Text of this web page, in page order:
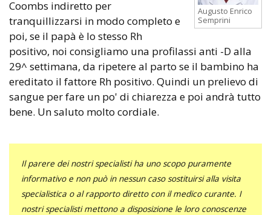
Augusto Enrico
Semprini
Coombs indiretto per
tranquillizzarsi in modo completo e
poi, se il papà è lo stesso Rh
positivo, noi consigliamo una profilassi anti -D alla
29^ settimana, da ripetere al parto se il bambino ha
ereditato il fattore Rh positivo. Quindi un prelievo di
sangue per fare un po' di chiarezza e poi andrà tutto
bene. Un saluto molto cordiale.
Il parere dei nostri specialisti ha uno scopo puramente
informativo e non può in nessun caso sostituirsi alla visita
specialistica o al rapporto diretto con il medico curante. I
nostri specialisti mettono a disposizione le loro conoscenze